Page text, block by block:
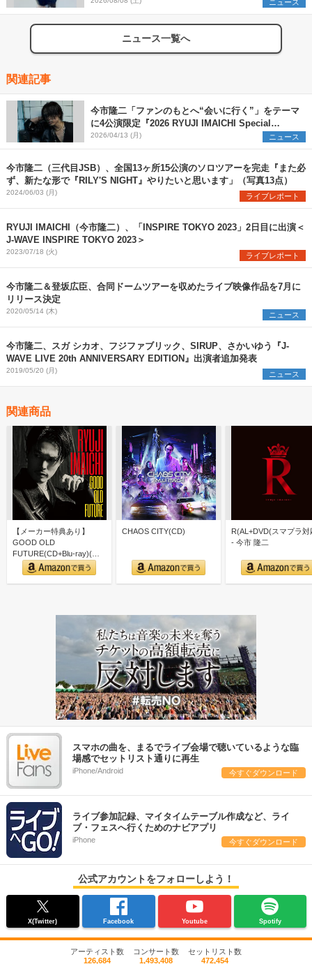
ニュース
ニュース一覧へ
関連記事
今市隆二「ファンのもとへ“会いに行く”」をテーマ
に4公演限定『2026 RYUJI IMAICHI Special
Meeting“FIRST MOVE”』を開催
2026/04/13 (月) ニュース
今市隆二（三代目JSB）、全国13ヶ所15公演のソロツアーを完走『また必
ず、新たな形で『RILY'S NIGHT』やりたいと思います」（写真13点）
2024/06/03 (月) ライブレポート
RYUJI IMAICHI（今市隆二）、「INSPIRE TOKYO 2023」2日目に出演＜
J-WAVE INSPIRE TOKYO 2023＞
2023/07/18 (火) ライブレポート
今市隆二＆登坂広臣、合同ドームツアーを収めたライブ映像作品を7月に
リリース決定
2020/05/14 (木) ニュース
今市隆二、スガ シカオ、フジファブリック、SIRUP、さかいゆう『J-
WAVE LIVE 20th ANNIVERSARY EDITION』出演者追加発表
2019/05/20 (月) ニュース
関連商品
【メーカー特典あり】
GOOD OLD
FUTURE(CD+Blu-ray)(外
付け特典:キャンペ…
CHAOS CITY(CD)
R(AL+DVD(スマプラ対
- 今市 隆二
スマホの曲を、まるでライブ会場で聴いているような臨
場感でセットリスト通りに再生
iPhone/Android 今すぐダウンロード
ライブ参加記録、マイタイムテーブル作成など、ライ
ブ・フェスへ行くためのナビアプリ
iPhone 今すぐダウンロード
公式アカウントをフォローしよう！
X(Twitter) Facebook Youtube Spotify
アーティスト数
126,684
コンサート数
1,493,408
セットリスト数
472,454